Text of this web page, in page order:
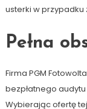
usterki w
Pełna
Firma PGM
bezpłatnego
Wybierając ofertę